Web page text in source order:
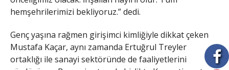
hemşehrilerimizi bekliyoruz.” dedi.
Genç yaşına rağmen girişimci kimliğiyle dikkat çeken
Mustafa Kaçar, aynı zamanda Ertuğrul Treyler
ortaklığı ile sanayi sektöründe de faaliyetlerini